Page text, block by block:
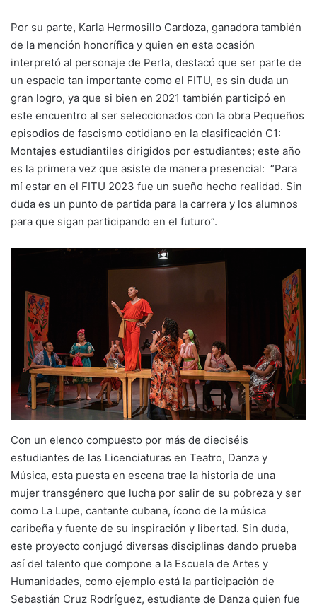
Por su parte, Karla Hermosillo Cardoza, ganadora también
de la mención honorífica y quien en esta ocasión
interpretó al personaje de Perla, destacó que ser parte de
un espacio tan importante como el FITU, es sin duda un
gran logro, ya que si bien en 2021 también participó en
este encuentro al ser seleccionados con la obra Pequeños
episodios de fascismo cotidiano en la clasificación C1:
Montajes estudiantiles dirigidos por estudiantes; este año
es la primera vez que asiste de manera presencial: “Para
mí estar en el FITU 2023 fue un sueño hecho realidad. Sin
duda es un punto de partida para la carrera y los alumnos
para que sigan participando en el futuro”.
Con un elenco compuesto por más de dieciséis
estudiantes de las Licenciaturas en Teatro, Danza y
Música, esta puesta en escena trae la historia de una
mujer transgénero que lucha por salir de su pobreza y ser
como La Lupe, cantante cubana, ícono de la música
caribeña y fuente de su inspiración y libertad. Sin duda,
este proyecto conjugó diversas disciplinas dando prueba
así del talento que compone a la Escuela de Artes y
Humanidades, como ejemplo está la participación de
Sebastián Cruz Rodríguez, estudiante de Danza quien fue